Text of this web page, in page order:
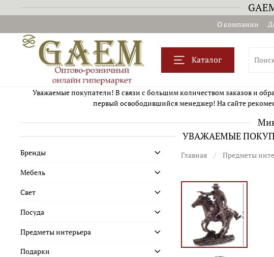
О компании
Каталог
Уважаемые покупатели! В связи с большим количеством заказов и
первый освободившийся менеджер! На сайте
УВАЖАЕМЫЕ
Главная Предметы
Бренды
Мебель
Свет
Посуда
Предметы интерьера
Подарки